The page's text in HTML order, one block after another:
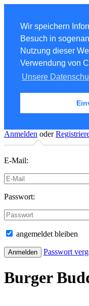
Wir speichern
Besuch in
Nutzung dieser
Verwendung von
Unsere
Anmelden oder
E-Mail:
Passwort:
angemeldet bleiben
Passwort
Burger